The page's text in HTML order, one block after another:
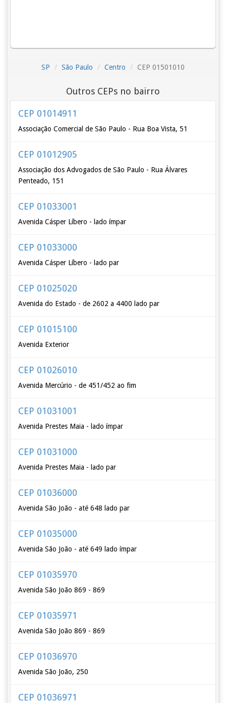
SP São Paulo Centro CEP 01501010
Outros CEPs no bairro
CEP 01014911
Associação Comercial de São Paulo - Rua Boa Vista, 51
CEP 01012905
Associação dos Advogados de São Paulo - Rua Álvares
Penteado, 151
CEP 01033001
Avenida Cásper Líbero - lado ímpar
CEP 01033000
Avenida Cásper Líbero - lado par
CEP 01025020
Avenida do Estado - de 2602 a 4400 lado par
CEP 01015100
Avenida Exterior
CEP 01026010
Avenida Mercúrio - de 451/452 ao fim
CEP 01031001
Avenida Prestes Maia - lado ímpar
CEP 01031000
Avenida Prestes Maia - lado par
CEP 01036000
Avenida São João - até 648 lado par
CEP 01035000
Avenida São João - até 649 lado ímpar
CEP 01035970
Avenida São João 869 - 869
CEP 01035971
Avenida São João 869 - 869
CEP 01036970
Avenida São João, 250
CEP 01036971